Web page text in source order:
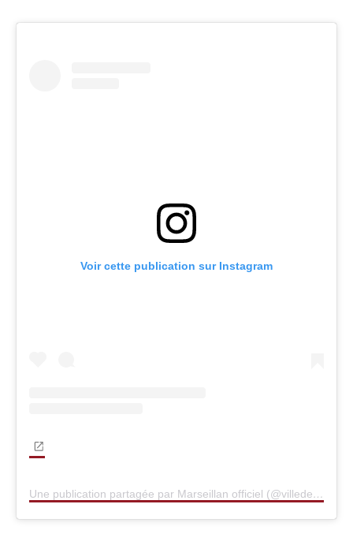
Voir cette publication sur Instagram
Une publication partagée par Marseillan officiel (@villedemarseillan)